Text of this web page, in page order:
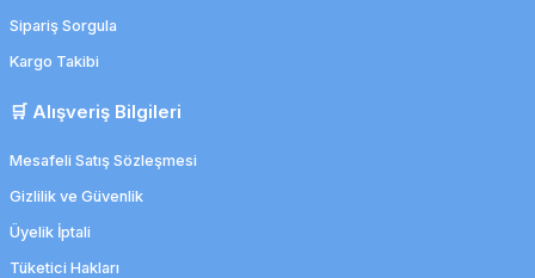
Sipariş Sorgula
Kargo Takibi
🛒 Alışveriş Bilgileri
Mesafeli Satış Sözleşmesi
Gizlilik ve Güvenlik
Üyelik İptali
Tüketici Hakları